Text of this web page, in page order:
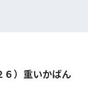
６）重いかばん